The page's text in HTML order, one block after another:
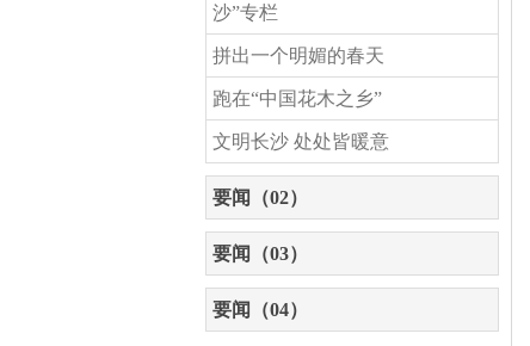
沙”专栏
拼出一个明媚的春天
跑在“中国花木之乡”
文明长沙 处处皆暖意
要闻（02）
要闻（03）
要闻（04）